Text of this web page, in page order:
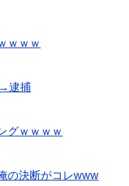
ｗｗｗ
→逮捕
グｗｗｗｗ
の決断がコレwww